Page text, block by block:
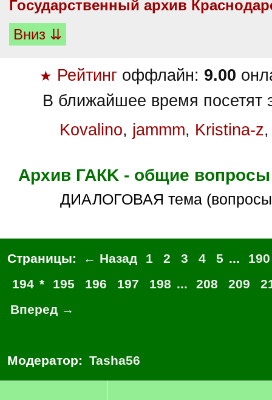
Государственный архив
Вниз ⇊
★ Рейтинг оффлайн: 9.00
В ближайшее время посетят
Kovalino, jammm, Kristina-z
Архив ГАКK - общие
ДИАЛОГОВАЯ тема
Страницы: ← Назад 1 2 3 4 5 ...
190
194 * 195 196 197 198 ... 208 209
Вперед →
Модератор: Tasha56